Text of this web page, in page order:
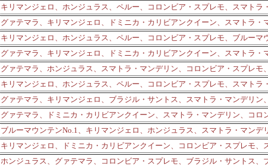
キリマンジェロ、ホンジュラス、ペルー、コロンビア・スプレモ、スマト
グァテマラ、キリマンジェロ、ドミニカ・カリビアンクイーン、スマトラ
キリマンジェロ、ホンジュラス、ペルー、コロンビア・スプレモ、ブルーマ
グァテマラ、キリマンジェロ、ドミニカ・カリビアンクイーン、スマトラ
グァテマラ、ホンジュラス、スマトラ・マンデリン、コロンビア・スプレ
キリマンジェロ、ホンジュラス、ペルー、コロンビア・スプレモ、スマトラ
グァテマラ、キリマンジェロ、ブラジル・サントス、スマトラ・マンデリ
グァテマラ、ドミニカ・カリビアンクイーン、スマトラ・マンデリン、コ
ブルーマウンテンNo.1、キリマンジェロ、ホンジュラス、スマトラ・マン
キリマンジェロ、ドミニカ・カリビアンクイーン、コロンビア・スプレモ
ホンジュラス、グァテマラ、コロンビア・スプレモ、ブラジル・サントス、